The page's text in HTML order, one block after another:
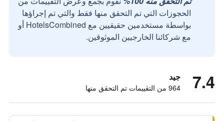
الحجوزات التي تم التحقق منها فقط والتي تم إجراؤها
بواسطة مستخدمين حقيقيين مع HotelsCombined أو
مع شركائنا الخارجيين الموثوقين.
7.4 جيد
964 من التقييمات تم التحقق منها